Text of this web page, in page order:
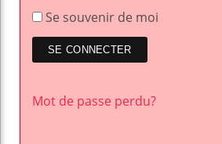
Se souvenir de moi
Mot de passe perdu?